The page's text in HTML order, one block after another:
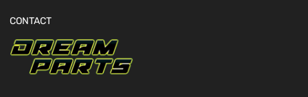
CONTACT